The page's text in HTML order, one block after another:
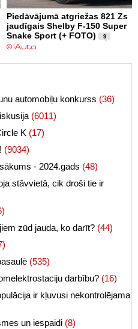
Piedāvājumā atgriežas 821 Zs
jaudīgais Shelby F-150 Super
Snake Sport (+ FOTO)
9
automobiļu konkurss (36)
(6011)
K (17)
(9034)
- 2024.gads (48)
stāvvietā, cik droši tie ir
zūd jauda, ko darīt? (44)
(535)
darbību? (16)
ir kļuvusi nekontrolējama
un iespaidi (8)